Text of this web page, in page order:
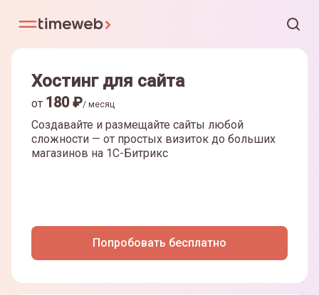
Хостинг для сайта
от 180₽/ месяц
Создавайте и размещайте сайты любой
сложности — от простых визиток до больших
магазинов на 1С-Битрикс
Попробовать бесплатно